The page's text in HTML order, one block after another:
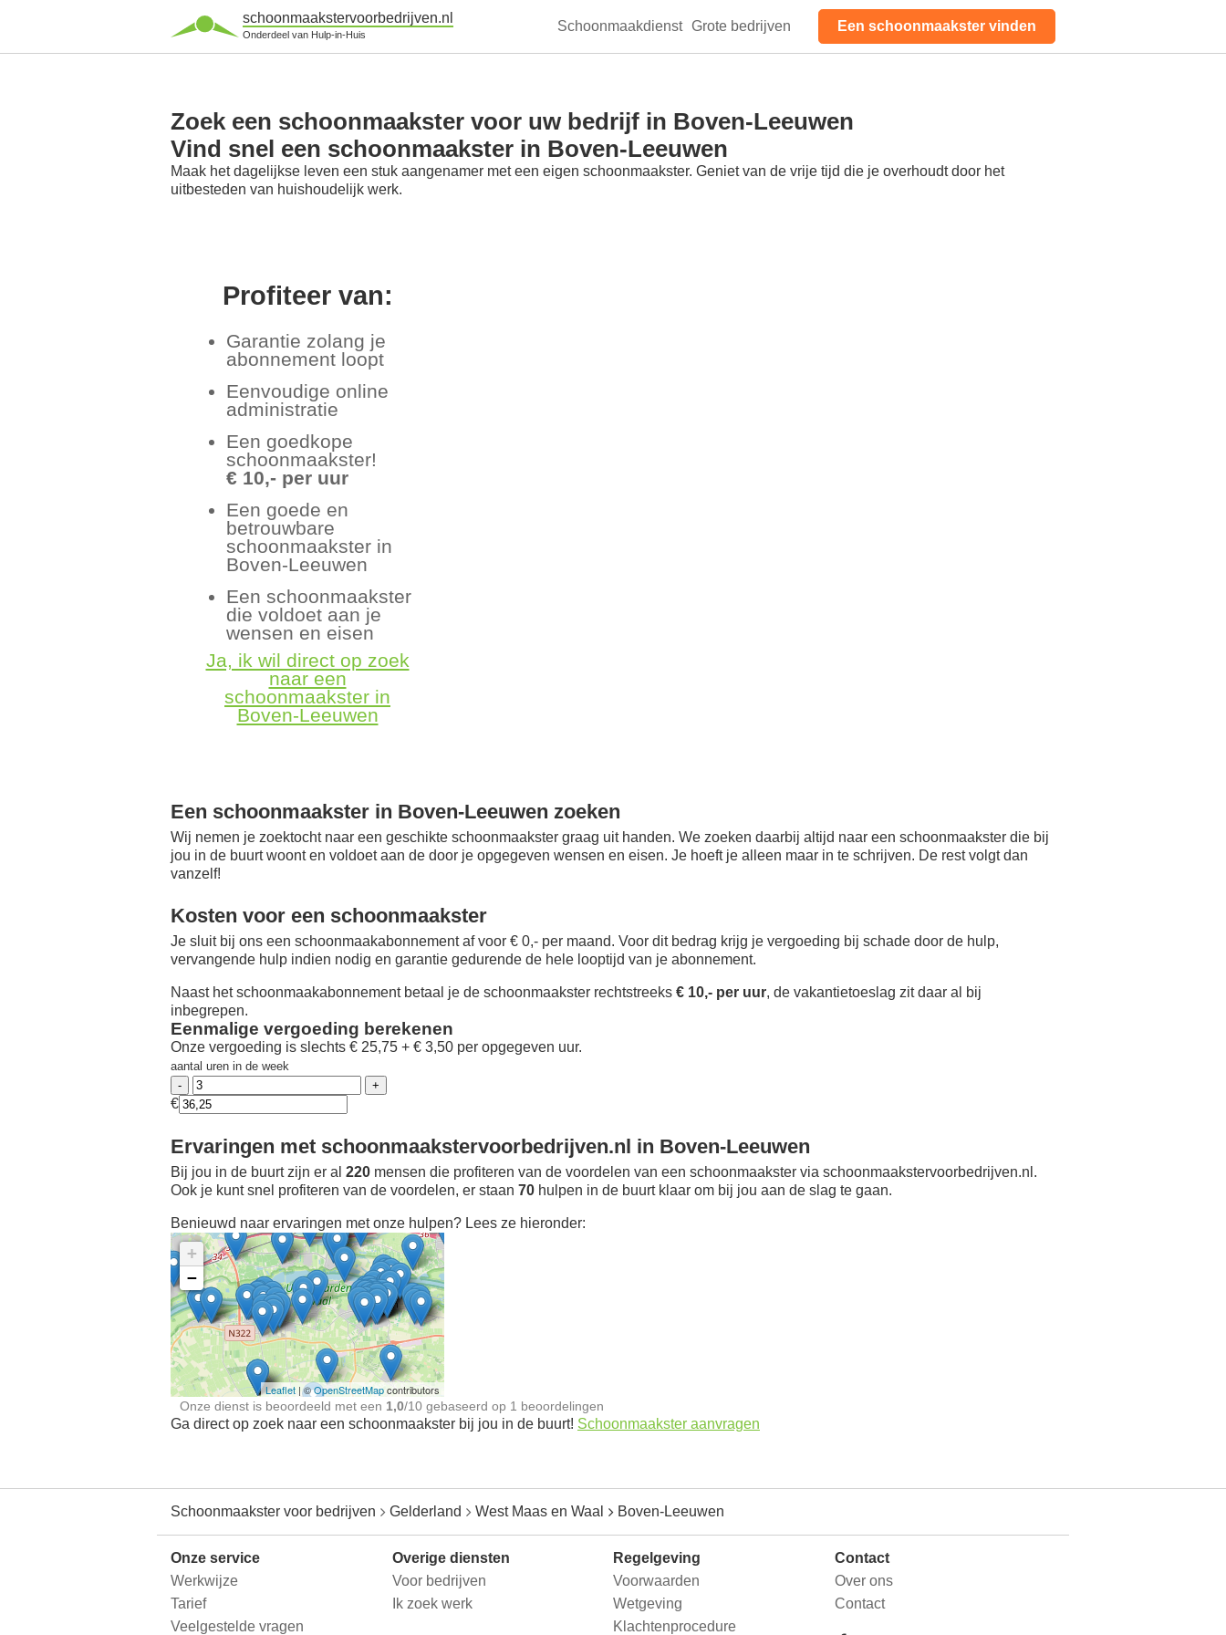
schoonmaakstervoorbedrijven.nl
Onderdeel van Hulp-in-Huis
Schoonmaakdienst Grote bedrijven Een schoonmaakster vinden
Zoek een schoonmaakster voor uw bedrijf in Boven-Leeuwen
Vind snel een schoonmaakster in Boven-Leeuwen
Maak het dagelijkse leven een stuk aangenamer met een eigen schoonmaakster. Geniet van de vrije tijd die je overhoudt door het
uitbesteden van huishoudelijk werk.
Profiteer van:
Garantie zolang je
abonnement loopt
Eenvoudige online
administratie
Een goedkope
schoonmaakster!
€ 10,- per uur
Een goede en
betrouwbare
schoonmaakster in
Boven-Leeuwen
Een schoonmaakster
die voldoet aan je
wensen en eisen
Ja, ik wil direct op zoek
naar een
schoonmaakster in
Boven-Leeuwen
Een schoonmaakster in Boven-Leeuwen zoeken
Wij nemen je zoektocht naar een geschikte schoonmaakster graag uit handen. We zoeken daarbij altijd naar een schoonmaakster die bij
jou in de buurt woont en voldoet aan de door je opgegeven wensen en eisen. Je hoeft je alleen maar in te schrijven. De rest volgt dan
vanzelf!
Kosten voor een schoonmaakster
Je sluit bij ons een schoonmaakabonnement af voor € 0,- per maand. Voor dit bedrag krijg je vergoeding bij schade door de hulp,
vervangende hulp indien nodig en garantie gedurende de hele looptijd van je abonnement.
Naast het schoonmaakabonnement betaal je de schoonmaakster rechtstreeks € 10,- per uur, de vakantietoeslag zit daar al bij
inbegrepen.
Eenmalige vergoeding berekenen
Onze vergoeding is slechts € 25,75 + € 3,50 per opgegeven uur.
aantal uren in de week
€
Ervaringen met schoonmaakstervoorbedrijven.nl in Boven-Leeuwen
Bij jou in de buurt zijn er al 220 mensen die profiteren van de voordelen van een schoonmaakster via schoonmaakstervoorbedrijven.nl.
Ook je kunt snel profiteren van de voordelen, er staan 70 hulpen in de buurt klaar om bij jou aan de slag te gaan.
Benieuwd naar ervaringen met onze hulpen? Lees ze hieronder:
Ontdek meer ervaringen
Schoonmaakster bij
jou in de buurt
+
−
Leaflet | ©OpenStreetMapcontributors
Onze dienst is beoordeeld met een 1,0/10 gebaseerd op 1 beoordelingen
Ga direct op zoek naar een schoonmaakster bij jou in de buurt! Schoonmaakster aanvragen
Schoonmaakster voor bedrijven Gelderland West Maas en Waal Boven-Leeuwen
Onze service
Werkwijze
Tarief
Veelgestelde vragen
Overige diensten
Voor bedrijven
Ik zoek werk
Regelgeving
Voorwaarden
Wetgeving
Klachtenprocedure
Contact
Over ons
Contact